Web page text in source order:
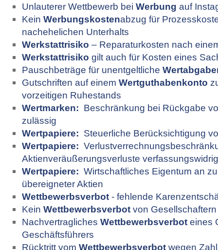
Unlauterer Wettbewerb bei Werbung auf
Kein Werbungskostenabzug für
nachehelichen Unterhalts
Werkstattrisiko – Reparaturkosten nach
Werkstattrisiko gilt auch für Kosten eines
Pauschbeträge für unentgeltliche
Gutschriften auf einem Wertguthabenkonto
vorzeitigen Ruhestands
Wertmarken: Beschränkung bei Rückgabe
zulässig
Wertpapiere: Steuerliche Berücksichtigung
Wertpapiere:
Aktienveräußerungsverluste
Wertpapiere: Wirtschaftliches Eigentum an
übereigneter Aktien
Wettbewerbsverbot - fehlende
Kein Wettbewerbsverbot von
Nachvertragliches Wettbewerbsverbot eines
Geschäftsführers
Rücktritt vom Wettbewerbsverbot wegen